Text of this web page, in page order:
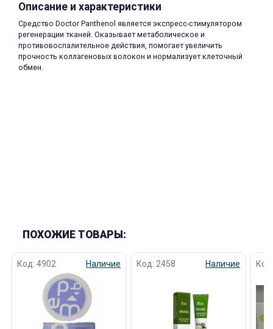
Описание и характеристики
Средство Doctor Panthenol является экспресс-стимулятором
регенерации тканей. Оказывает метаболическое и
противовоспалительное действия, помогает увеличить
прочность коллагеновых волокон и нормализует клеточный
обмен.
ПОХОЖИЕ ТОВАРЫ:
Код: 4902 Наличие Код: 2458 Наличие